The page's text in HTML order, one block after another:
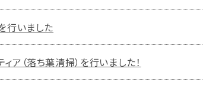
行いました
ア（落ち葉清掃）を行いました！